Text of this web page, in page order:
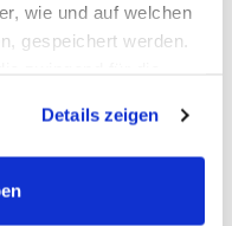
wie und auf welchen
gespeichert werden.
Webseite auf jeden
für Analyse- oder
aktiviert, wenn Sie das
Details zeigen
Anzahl: